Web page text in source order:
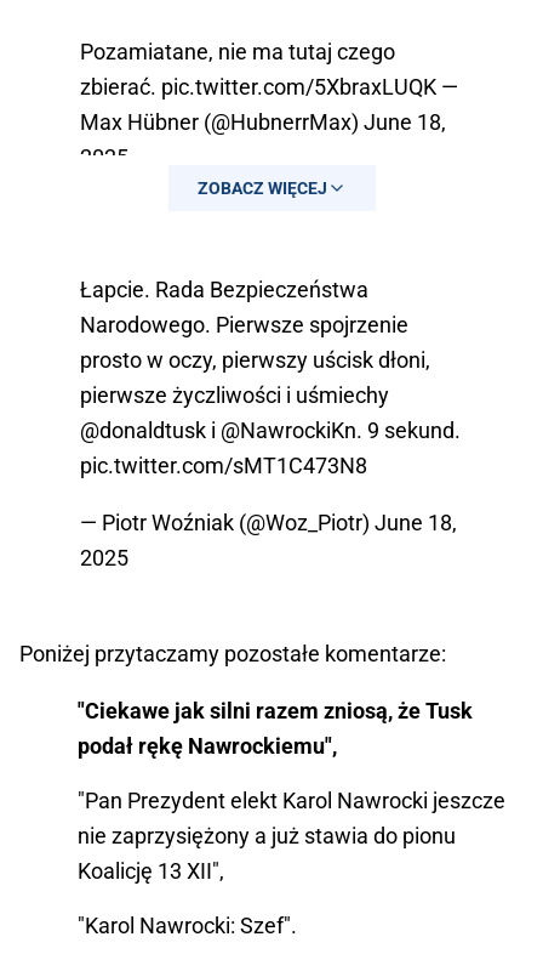
Pozamiatane, nie ma tutaj czego
zbierać. pic.twitter.com/5XbraxLUQK —
Max Hübner (@HubnerrMax) June 18,
2025
ZOBACZ WIĘCEJ
Łapcie. Rada Bezpieczeństwa
Narodowego. Pierwsze spojrzenie
prosto w oczy, pierwszy uścisk dłoni,
pierwsze życzliwości i uśmiechy
@donaldtusk i @NawrockiKn. 9 sekund.
pic.twitter.com/sMT1C473N8
— Piotr Woźniak (@Woz_Piotr) June 18,
2025
Poniżej przytaczamy pozostałe komentarze:
"Ciekawe jak silni razem zniosą, że Tusk
podał rękę Nawrockiemu",
"Pan Prezydent elekt Karol Nawrocki jeszcze
nie zaprzysiężony a już stawia do pionu
Koalicję 13 XII",
"Karol Nawrocki: Szef".